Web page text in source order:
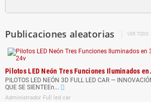
Publicaciones aleatorias VER TODO
Pilotos LED Neón Tres Funciones Iluminados
PILOTOS LED NEÓN 3D FULL LED CAR —
QUE SE SIENTEEn...
Administrador Full led car